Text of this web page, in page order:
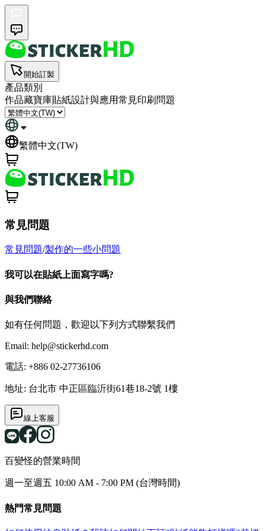
開始訂製
產品類別
作品藏寶庫貼紙設計與應用常見印刷問題
繁體中文(TW)
常見問題
常見問題/製作的一些小問題
我可以在貼紙上面寫字嗎?
與我們聯絡
如有任何問題，歡迎以下列方式聯繫我們
Email: help@stickerhd.com
電話: +886 02-27736106
地址: 台北市 中正區臨沂街61巷18-2號 1樓
線上客服
百變怪的營業時間
週一至週五 10:00 AM - 7:00 PM (台灣時間)
熱門常見問題